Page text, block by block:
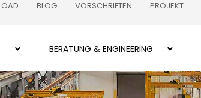
BLOG VORSCHRIFTEN PROJEKT
BERATUNG & ENGINEERING